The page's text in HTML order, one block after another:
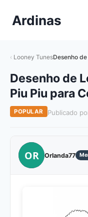
paraArdinas
Looney TunesDesenho
Desenho de
Piu Piu para
POPULAR Publicado
OR Orlanda77